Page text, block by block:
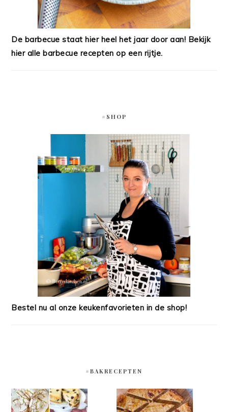
De barbecue staat hier heel het jaar door aan! Bekijk
hier alle barbecue recepten op een rijtje.
#SHOP
Bestel nu al onze keukenfavorieten in de shop!
#BAKRECEPTEN